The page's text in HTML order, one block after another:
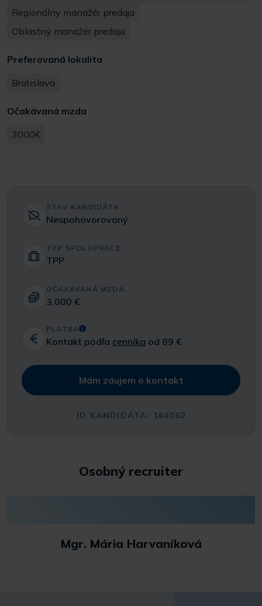
Regionálny manažér predaja
Oblastný manažér predaja
Preferovaná lokalita
Bratislava
Očakávaná mzda
3000€
STAV KANDIDÁTA
Nespohovorovaný
TYP SPOLUPRÁCE
TPP
OČAKÁVANÁ MZDA
3.000 €
PLATBA
Kontakt podľa cenníka od 89 €
Mám záujem o kontakt
ID KANDIDÁTA: 164060
Osobný recruiter
Mgr. Mária Harvaníková